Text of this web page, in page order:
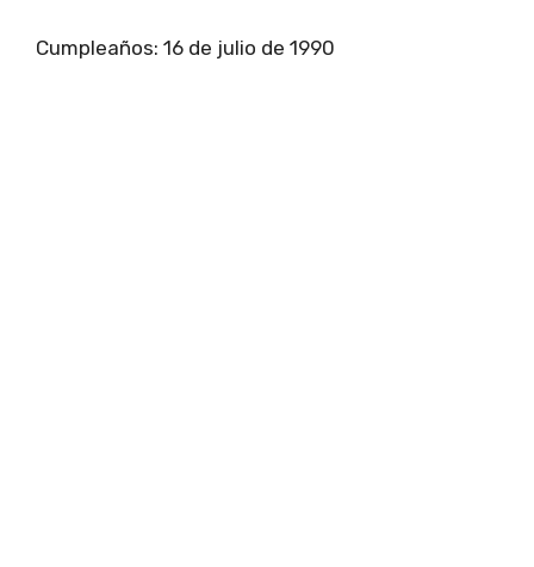
Cumpleaños: 16 de julio de 1990